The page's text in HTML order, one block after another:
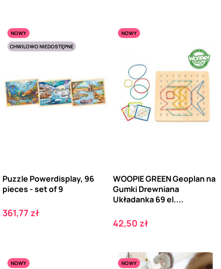
NOWY
CHWILOWO NIEDOSTĘPNE
Puzzle Powerdisplay, 96
pieces - set of 9
Cena
361,77 zł
NOWY
WOOPIE GREEN Geoplan na
Gumki Drewniana
Układanka 69 el....
Cena
42,50 zł
NOWY
NOWY